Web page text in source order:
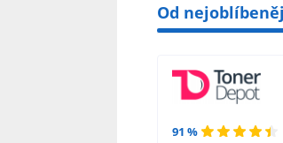
Od
91 %